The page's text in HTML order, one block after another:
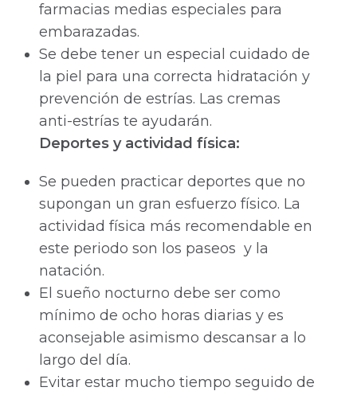
farmacias medias especiales para
embarazadas.
Se debe tener un especial cuidado de
la piel para una correcta hidratación y
prevención de estrías. Las cremas
anti-estrías te ayudarán.
Deportes y actividad física:
Se pueden practicar deportes que no
supongan un gran esfuerzo físico. La
actividad física más recomendable en
este periodo son los paseos y la
natación.
El sueño nocturno debe ser como
mínimo de ocho horas diarias y es
aconsejable asimismo descansar a lo
largo del día.
Evitar estar mucho tiempo seguido de